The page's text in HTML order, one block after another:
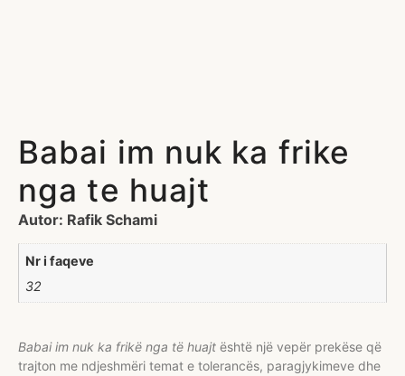
Babai im nuk ka frike
nga te huajt
Autor: Rafik Schami
Nr i faqeve
32
Babai im nuk ka frikë nga të huajt është një vepër prekëse që
trajton me ndjeshmëri temat e tolerancës, paragjykimeve dhe